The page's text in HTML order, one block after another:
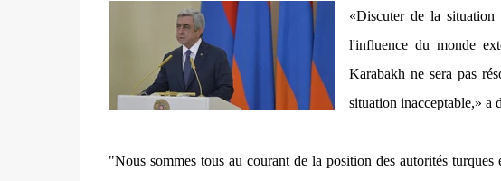
«Discuter de la
l'influence du monde
Karabakh ne sera pas
situation inacceptable,» a
"Nous sommes tous au courant de la position des autorités